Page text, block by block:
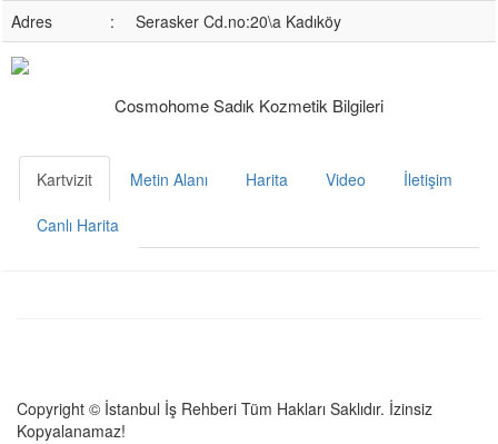
Adres
: Serasker Cd.no:20\a Kadıköy
Cosmohome Sadık Kozmetik Bilgileri
Kartvizit Metin Alanı Harita Video İletişim
Canlı Harita
Copyright © İstanbul İş Rehberi Tüm Hakları Saklıdır. İzinsiz
Kopyalanamaz!